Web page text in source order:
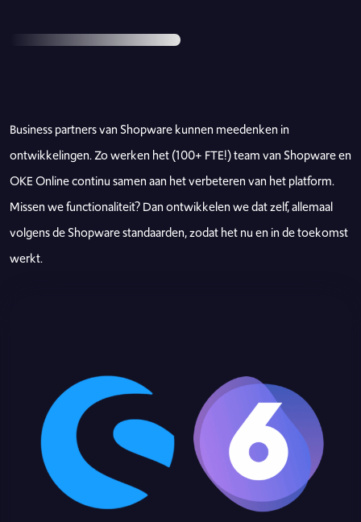
Business partners van Shopware kunnen meedenken in
ontwikkelingen. Zo werken het (100+ FTE!) team van Shopware en
OKE Online continu samen aan het verbeteren van het platform.
Missen we functionaliteit? Dan ontwikkelen we dat zelf, allemaal
volgens de Shopware standaarden, zodat het nu en in de toekomst
werkt.